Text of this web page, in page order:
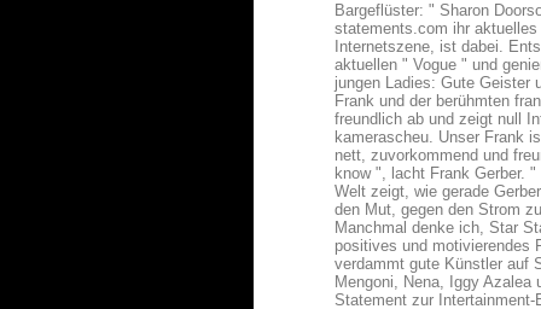
Bargeflüster: " Sharon
statements.com ihr
Internetszene, ist dabei.
aktuellen " Vogue " und
jungen Ladies: Gute Geister
Frank und der berühmten
freundlich ab und zeigt null
kamerascheu. Unser Frank
nett, zuvorkommend und
know ", lacht Frank Gerber.
Welt zeigt, wie gerade
den Mut, gegen den Strom
Manchmal denke ich, Star
positives und motivierendes
verdammt gute Künstler auf
Mengoni, Nena, Iggy
Statement zur